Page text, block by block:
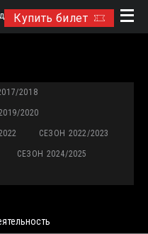
Купить билет
2018
2020
СЕЗОН 2022/2023
СЕЗОН 2024/2025